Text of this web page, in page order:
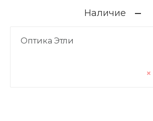
Наличие
Оптика Этли